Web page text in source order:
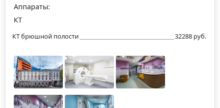
Аппараты:
КТ
КТ брюшной полости 32288 руб.